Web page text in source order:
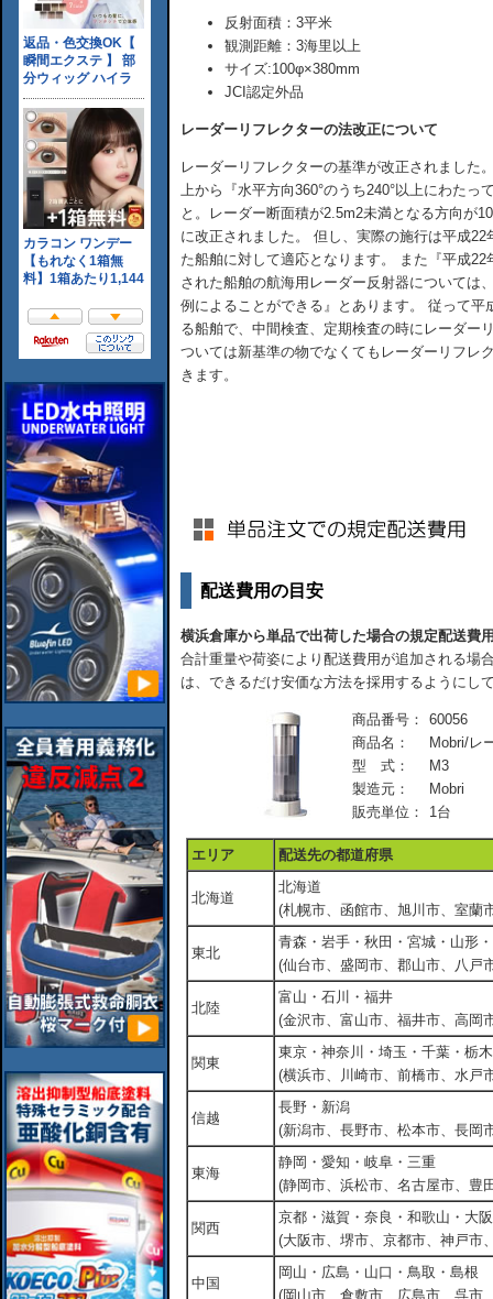
反射面積：3平米
観測距離：3海里以上
サイズ:100φ×380mm
JCI認定外品
レーダーリフレクターの法改正について
レーダーリフレクターの基準が改正されました
上から『水平方向360°のうち240°以上にわたっ
と。レーダー断面積が2.5m2未満となる方向が
に改正されました。 但し、実際の施行は平成
た船舶に対して適応となります。 また『平成
された船舶の航海用レーダー反射器については
例によることができる』とあります。 従って
る船舶で、中間検査、定期検査の時にレーダー
ついては新基準の物でなくてもレーダーリフレ
きます。
配送費用の目安
横浜倉庫から単品で出荷した場合の規定配送費
合計重量や荷姿により配送費用が追加される場
は、できるだけ安価な方法を採用するようにし
商品番号：
60056
商品名：
Mobri/レ
型 式：
M3
製造元：
Mobri
販売単位：
1台
エリア 配送先の都道府県
北海道
北海道
(札幌市、函館市、旭川市、室蘭
東北
青森・岩手・秋田・宮城・山形
(仙台市、盛岡市、郡山市、八戸
北陸
富山・石川・福井
(金沢市、富山市、福井市、高岡
関東
東京・神奈川・埼玉・千葉・栃
(横浜市、川崎市、前橋市、水戸
信越
長野・新潟
(新潟市、長野市、松本市、長岡
東海
静岡・愛知・岐阜・三重
(静岡市、浜松市、名古屋市、豊
関西
京都・滋賀・奈良・和歌山・大
(大阪市、堺市、京都市、神戸市
中国
岡山・広島・山口・鳥取・島根
(岡山市、倉敷市、広島市、呉市